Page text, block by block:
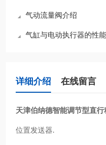
气动流量阀介绍
气缸与电动执行器的性
详细介绍 在线留言
天津伯纳德智能调节型直
位置发送器.